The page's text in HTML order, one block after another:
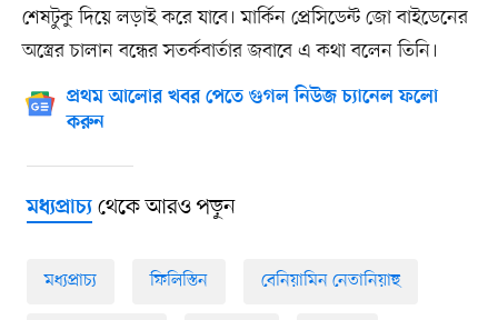
শেষটুকু দিয়ে লড়াই করে যাবে। মার্কিন প্রেসিডেন্ট জো বাইডেনের
অস্ত্রের চালান বন্ধের সতর্কবার্তার জবাবে এ কথা বলেন তিনি।
প্রথম আলোর খবর পেতে গুগল নিউজ চ্যানেল ফলো
করুন
মধ্যপ্রাচ্যথেকে আরও পড়ুন
মধ্যপ্রাচ্য ফিলিস্তিন বেনিয়ামিন নেতানিয়াহু